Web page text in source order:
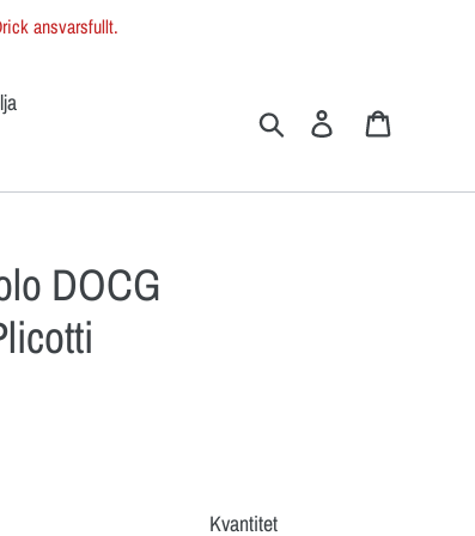
ansvarsfullt.
Sök Logga in
DOCG
Kvantitet